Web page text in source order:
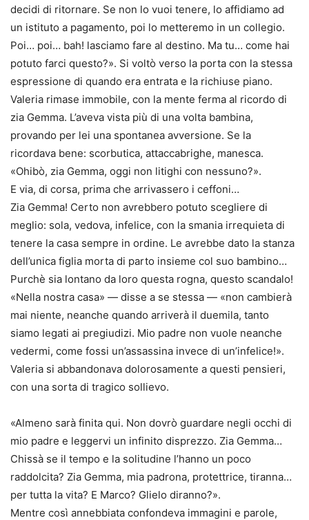
decidi di ritornare. Se non lo vuoi tenere, lo affidiamo ad
un istituto a pagamento, poi lo metteremo in un collegio.
Poi… poi… bah! lasciamo fare al destino. Ma tu… come hai
potuto farci questo?». Si voltò verso la porta con la stessa
espressione di quando era entrata e la richiuse piano.
Valeria rimase immobile, con la mente ferma al ricordo di
zia Gemma. L’aveva vista più di una volta bambina,
provando per lei una spontanea avversione. Se la
ricordava bene: scorbutica, attaccabrighe, manesca.
«Ohibò, zia Gemma, oggi non litighi con nessuno?».
E via, di corsa, prima che arrivassero i ceffoni…
Zia Gemma! Certo non avrebbero potuto scegliere di
meglio: sola, vedova, infelice, con la smania irrequieta di
tenere la casa sempre in ordine. Le avrebbe dato la stanza
dell’unica figlia morta di parto insieme col suo bambino…
Purchè sia lontano da loro questa rogna, questo scandalo!
«Nella nostra casa» — disse a se stessa — «non cambierà
mai niente, neanche quando arriverà il duemila, tanto
siamo legati ai pregiudizi. Mio padre non vuole neanche
vedermi, come fossi un’assassina invece di un’infelice!».
Valeria si abbandonava dolorosamente a questi pensieri,
con una sorta di tragico sollievo.
«Almeno sarà finita qui. Non dovrò guardare negli occhi di
mio padre e leggervi un infinito disprezzo. Zia Gemma…
Chissà se il tempo e la solitudine l’hanno un poco
raddolcita? Zia Gemma, mia padrona, protettrice, tiranna…
per tutta la vita? E Marco? Glielo diranno?».
Mentre così annebbiata confondeva immagini e parole,